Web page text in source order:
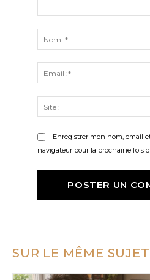
Enregistrer mon nom, email
navigateur pour la prochaine fois
SUR LE MÊME SUJET